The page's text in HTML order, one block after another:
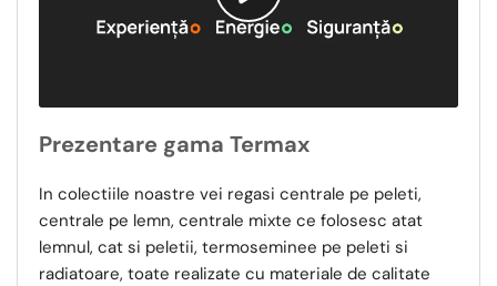
Prezentare gama Termax
In colectiile noastre vei regasi centrale pe peleti,
centrale pe lemn, centrale mixte ce folosesc atat
lemnul, cat si peletii, termoseminee pe peleti si
radiatoare, toate realizate cu materiale de calitate